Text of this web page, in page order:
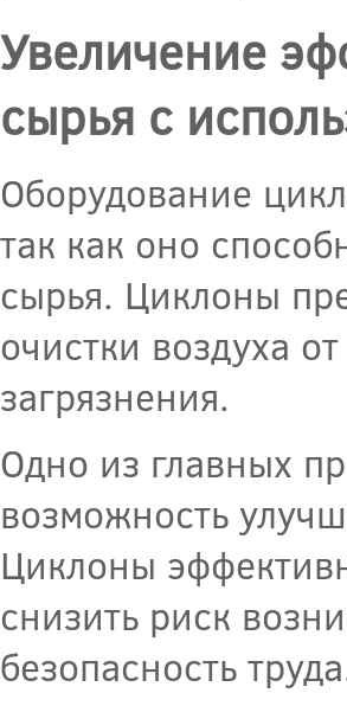
Увеличение
сырья с
Оборудование
так как оно
сырья. Циклоны
очистки воздуха
загрязнения.
Одно из главных
возможность
Циклоны
снизить риск
безопасность